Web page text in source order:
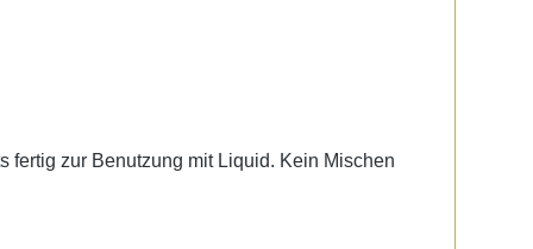
fertig zur Benutzung mit Liquid. Kein Mischen